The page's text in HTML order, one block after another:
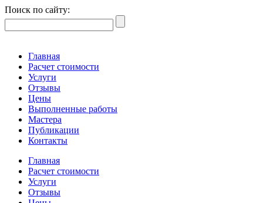
Поиск по сайту:
Главная
Расчет стоимости
Услуги
Отзывы
Цены
Выполненные работы
Мастера
Публикации
Контакты
Главная
Расчет стоимости
Услуги
Отзывы